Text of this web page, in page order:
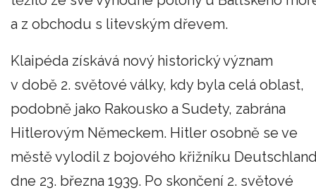
a z obchodu s litevským dřevem.
Klaipéda získává nový historický význam
v době 2. světové války, kdy byla celá oblast,
podobně jako Rakousko a Sudety, zabrána
Hitlerovým Německem. Hitler osobně se ve
městě vylodil z bojového křižníku
dne 23. března 1939. Po skončení 2. světové